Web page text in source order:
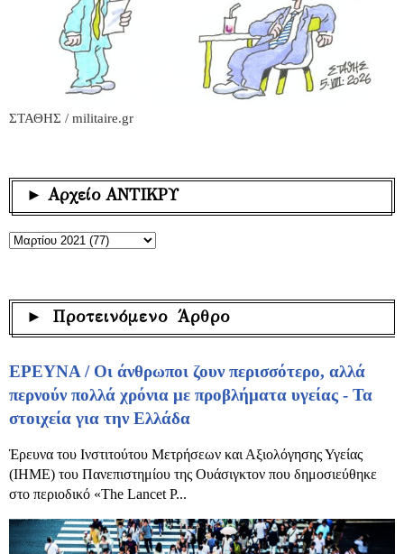
ΣΤΑΘΗΣ / militaire.gr
► Αρχείο ΑΝΤΙΚΡΥ
► Προτεινόμενο Άρθρο
ΕΡΕΥΝΑ / Οι άνθρωποι ζουν περισσότερο, αλλά
περνούν πολλά χρόνια με προβλήματα υγείας - Τα
στοιχεία για την Ελλάδα
Έρευνα του Ινστιτούτου Μετρήσεων και Αξιολόγησης Υγείας
(IHME) του Πανεπιστημίου της Ουάσιγκτον που δημοσιεύθηκε
στο περιοδικό «The Lancet P...